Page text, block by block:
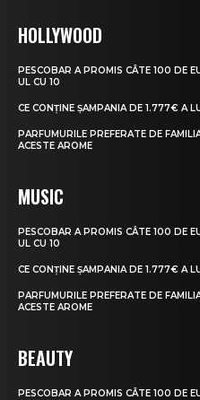
HOLLYWOOD
PESCOBAR A PROMIS CÂTE 100 DE
UL CU 10
CE CONȚINE ȘAMPANIA DE 1.777€ A
PARFUMURILE PREFERATE DE
ACESTE AROME
MUSIC
PESCOBAR A PROMIS CÂTE 100 DE
UL CU 10
CE CONȚINE ȘAMPANIA DE 1.777€ A
PARFUMURILE PREFERATE DE
ACESTE AROME
BEAUTY
PESCOBAR A PROMIS CÂTE 100 DE